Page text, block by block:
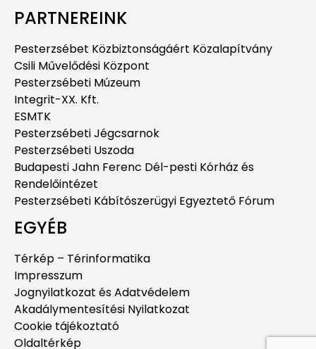
PARTNEREINK
Pesterzsébet Közbiztonságáért Közalapítvány
Csili Művelődési Központ
Pesterzsébeti Múzeum
Integrit-XX. Kft.
ESMTK
Pesterzsébeti Jégcsarnok
Pesterzsébeti Uszoda
Budapesti Jahn Ferenc Dél-pesti Kórház és
Rendelőintézet
Pesterzsébeti Kábítószerügyi Egyeztető Fórum
EGYÉB
Térkép – Térinformatika
Impresszum
Jognyilatkozat és Adatvédelem
Akadálymentesítési Nyilatkozat
Cookie tájékoztató
Oldaltérkép